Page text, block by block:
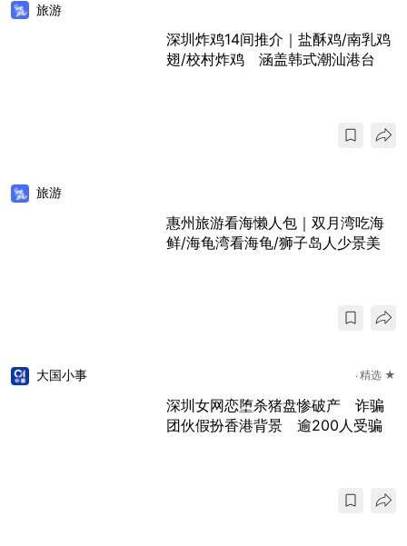
旅游
深圳炸鸡14间推介｜盐酥鸡/南乳鸡
翅/校村炸鸡 涵盖韩式潮汕港台
旅游
惠州旅游看海懒人包｜双月湾吃海
鲜/海龟湾看海龟/狮子岛人少景美
大国小事 精选 ★
深圳女网恋堕杀猪盘惨破产 诈骗
团伙假扮香港背景 逾200人受骗